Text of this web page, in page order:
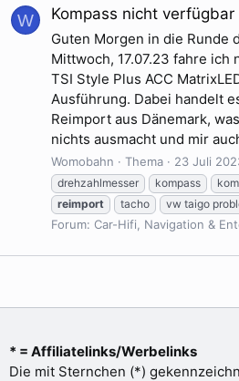
W Kompass nicht verfügbar
Guten Morgen in die Runde
Mittwoch, 17.07.23 fahre ich
TSI Style Plus ACC
Ausführung. Dabei handelt
Reimport aus Dänemark,
nichts ausmacht und mir
Womobahn Thema 23 Juli
drehzahlmesser
kompass
reimport
tacho vw taigo
Forum: Car-Hifi, Navigation &
* = Affiliatelinks/Werbelinks
Die mit Sternchen (*)